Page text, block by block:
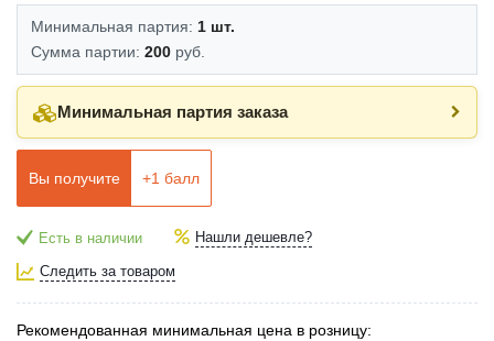
Минимальная партия: 1 шт.
Сумма партии: 200 руб.
Минимальная партия заказа
Вы получите +1 балл
Есть в наличии Нашли дешевле?
Следить за товаром
Рекомендованная минимальная цена в розницу: